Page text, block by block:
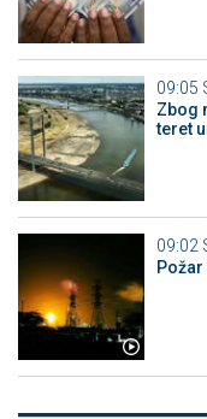
09:05
Zbog
teret
09:02